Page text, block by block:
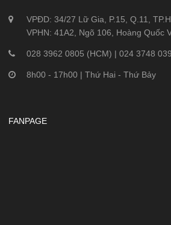
VPĐD: 34/27 Lữ Gia, P.15, Q.11,
VPHN: 41A2, Ngõ 106, Hoàng Quốc
028 3962 0805 (HCM) | 024 3748
8h00 - 17h00 | Thứ Hai - Thứ Bảy
FANPAGE